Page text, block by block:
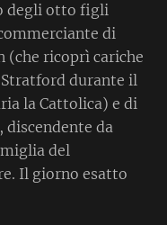
degli otto figli
di
(che ricoprì cariche
durante il
la Cattolica) e di
discendente da
del
Il giorno esatto